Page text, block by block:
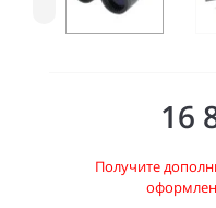
16
Получите